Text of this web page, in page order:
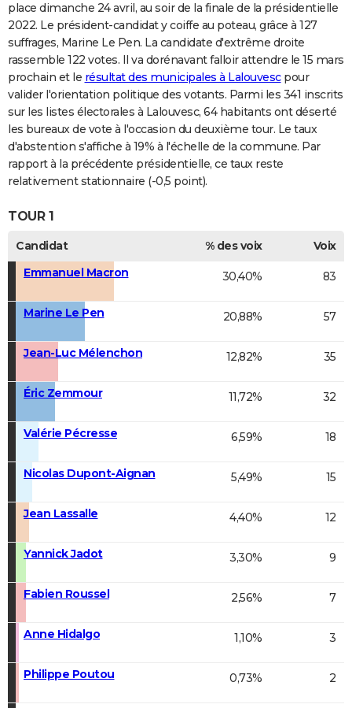
place dimanche 24 avril, au soir de la finale de la présidentielle
2022. Le président-candidat y coiffe au poteau, grâce à 127
suffrages, Marine Le Pen. La candidate d'extrême droite
rassemble 122 votes. Il va dorénavant falloir attendre le 15 mars
prochain et le résultat des municipales à Lalouvescpour
valider l'orientation politique des votants. Parmi les 341 inscrits
sur les listes électorales à Lalouvesc, 64 habitants ont déserté
les bureaux de vote à l'occasion du deuxième tour. Le taux
d'abstention s'affiche à 19% à l'échelle de la commune. Par
rapport à la précédente présidentielle, ce taux reste
relativement stationnaire (-0,5 point).
TOUR 1
Candidat % des voix
Voix
Emmanuel Macron
30,40% 83
Marine Le Pen 20,88% 57
Jean-Luc Mélenchon 12,82% 35
Éric Zemmour 11,72% 32
Valérie Pécresse 6,59% 18
Nicolas Dupont-Aignan 5,49% 15
Jean Lassalle 4,40% 12
Yannick Jadot 3,30% 9
Fabien Roussel 2,56% 7
Anne Hidalgo 1,10% 3
Philippe Poutou 0,73% 2